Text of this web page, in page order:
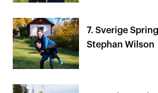
7. Sverige
Stephan Wilson